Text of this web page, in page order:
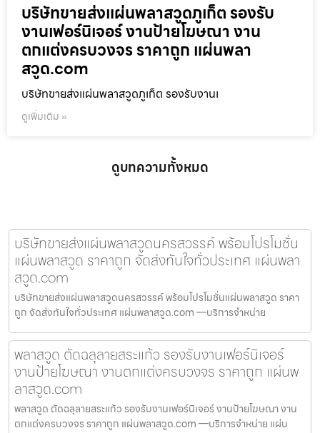
บริษัทขายส่งแผ่นพลาสวูดภูเก็ต รองรับ
งานเฟอร์นิเจอร์ งานป้ายโฆษณา งาน
ตกแต่งครบวงจร ราคาถูก แผ่นพลา
สวูด.com
บริษัทขายส่งแผ่นพลาสวูดภูเก็ต รองรับงานเ
ดูเพิ่มเติม »
ดูบทความทั้งหมด
บริษัทขายส่งแผ่นพลาสวูดนครสวรรค์ พร้อมโปรโมชั่น
แผ่นพลาสวูด ราคาถูก จัดส่งทันใจทั่วประเทศ แผ่นพลา
สวูด.com
บริษัทขายส่งแผ่นพลาสวูดนครสวรรค์ พร้อมโปรโมชั่นแผ่นพลาสวูด ราคา
ถูก จัดส่งทันใจทั่วประเทศ แผ่นพลาสวูด.com —บริการจำหน่าย
พลาสวูด ตัดฉลุลายสระแก้ว รองรับงานเฟอร์นิเจอร์
งานป้ายโฆษณา งานตกแต่งครบวงจร ราคาถูก แผ่นพ
ลาสวูด.com
พลาสวูด ตัดฉลุลายสระแก้ว รองรับงานเฟอร์นิเจอร์ งานป้ายโฆษณา งาน
ตกแต่งครบวงจร ราคาถูก แผ่นพลาสวูด.com —บริการจำหน่าย แผ่น